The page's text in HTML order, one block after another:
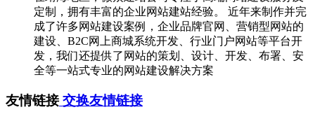
定制，拥有丰富的企业网站建站经验。 近年来制作并完
成了许多网站建设案例，企业品牌官网、营销型网站的
建设、B2C网上商城系统开发、行业门户网站等平台开
发，我们还提供了网站的策划、设计、开发、布署、安
全等一站式专业的网站建设解决方案
友情链接交换友情链接